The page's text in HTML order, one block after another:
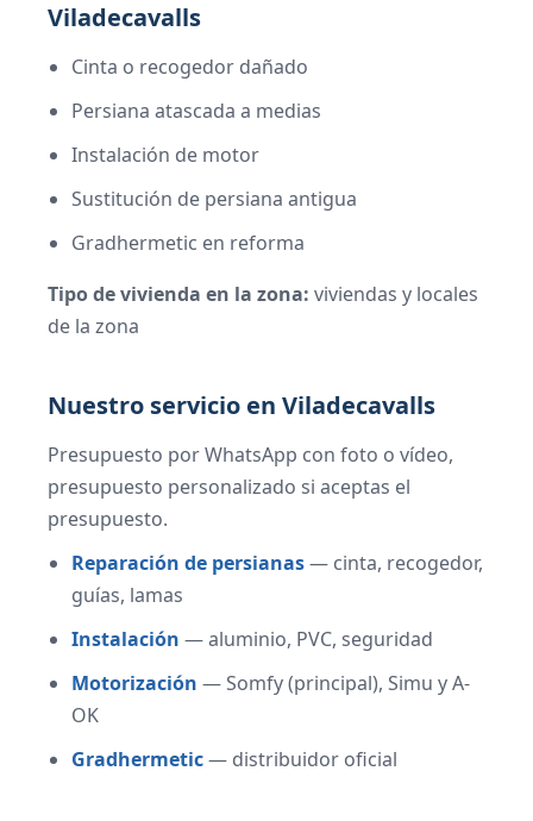
Viladecavalls
Cinta o recogedor dañado
Persiana atascada a medias
Instalación de motor
Sustitución de persiana antigua
Gradhermetic en reforma
Tipo de vivienda en la zona: viviendas y locales
de la zona
Nuestro servicio en Viladecavalls
Presupuesto por WhatsApp con foto o vídeo,
presupuesto personalizado si aceptas el
presupuesto.
Reparación de persianas— cinta, recogedor,
guías, lamas
Instalación — aluminio, PVC, seguridad
Motorización — Somfy (principal), Simu y A-
OK
Gradhermetic— distribuidor oficial